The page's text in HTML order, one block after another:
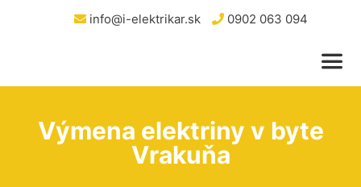
info@i-elektrikar.sk 0902 063 094
Výmena elektriny v byte
Vrakuňa